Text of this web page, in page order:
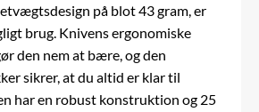
på blot 43 gram, er
brug. Knivens ergonomiske
den nem at bære, og den
sikrer, at du altid er klar til
har en robust konstruktion og 25